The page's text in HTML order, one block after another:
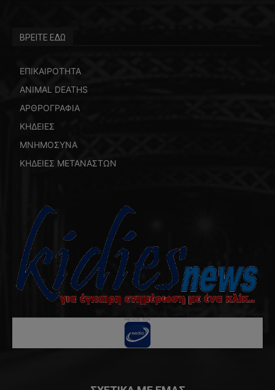
ΒΡΕΙΤΕ ΕΔΩ
ΕΠΙΚΑΙΡΟΤΗΤΑ
ANIMAL DEATHS
ΑΡΘΡΟΓΡΑΦΙΑ
ΚΗΔΕΙΕΣ
ΜΝΗΜΟΣΥΝΑ
ΚΗΔΕΙΕΣ ΜΕΤΑΝΑΣΤΩΝ